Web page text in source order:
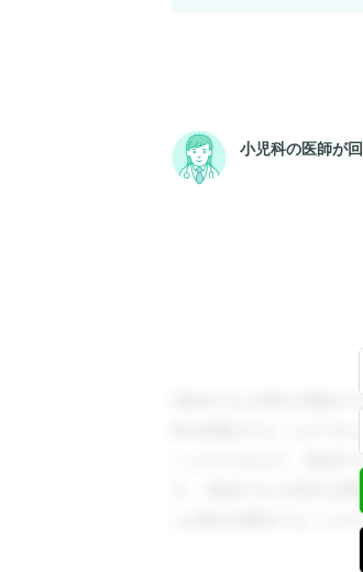
小児科の医師が
登録すると回答を閲覧
答を閲覧することがで
ことができます。登録
す。登録すると回答を
と回答を閲覧することが